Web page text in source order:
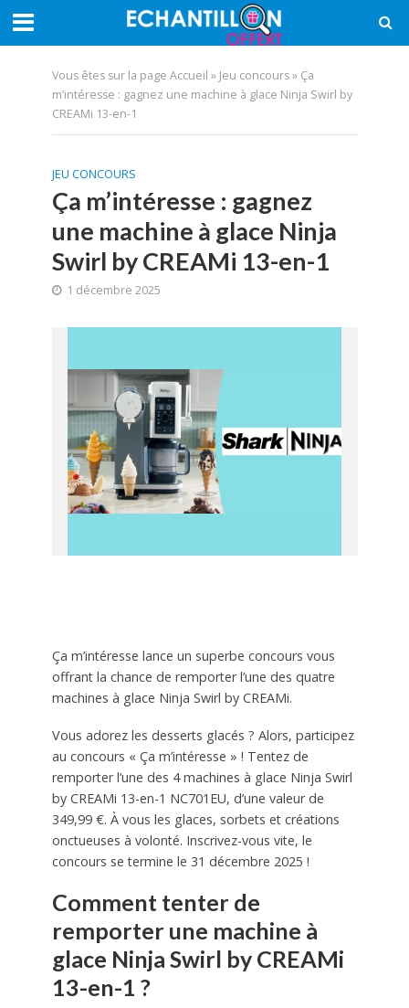
Vous êtes sur la page Accueil » Jeu concours» Ça
m’intéresse : gagnez une machine à glace Ninja Swirl by
CREAMi 13-en-1
JEU CONCOURS
Ça m’intéresse : gagnez
une machine à glace Ninja
Swirl by CREAMi 13-en-1
1 décembre 2025
Ça m’intéresse lance un superbe concours vous
offrant la chance de remporter l’une des quatre
machines à glace Ninja Swirl by CREAMi.
Vous adorez les desserts glacés ? Alors, participez
au concours « Ça m’intéresse » ! Tentez de
remporter l’une des 4 machines à glace Ninja Swirl
by CREAMi 13-en-1 NC701EU, d’une valeur de
349,99 €. À vous les glaces, sorbets et créations
onctueuses à volonté. Inscrivez-vous vite, le
concours se termine le 31 décembre 2025 !
Comment tenter de
remporter une machine à
glace Ninja Swirl by CREAMi
13-en-1 ?